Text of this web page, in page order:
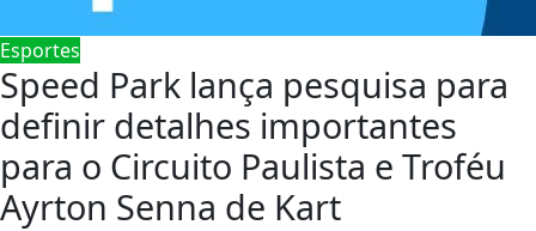
Esportes
Speed Park lança pesquisa para
definir detalhes importantes
para o Circuito Paulista e Troféu
Ayrton Senna de Kart